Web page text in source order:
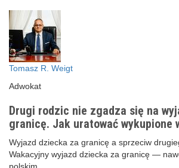
Tomasz R. Weigt
Adwokat
Drugi rodzic nie zgadza się na
granicę. Jak uratować wykupione
Wyjazd dziecka za granicę a sprzeciw
Wakacyjny wyjazd dziecka za granicę —